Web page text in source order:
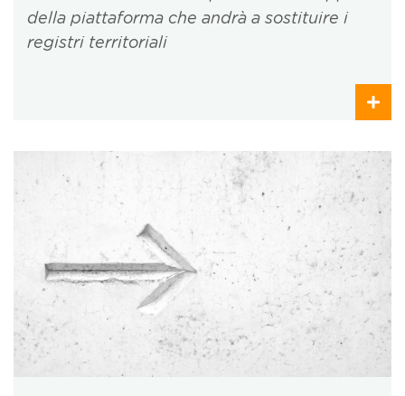
della piattaforma che andrà a sostituire i
registri territoriali